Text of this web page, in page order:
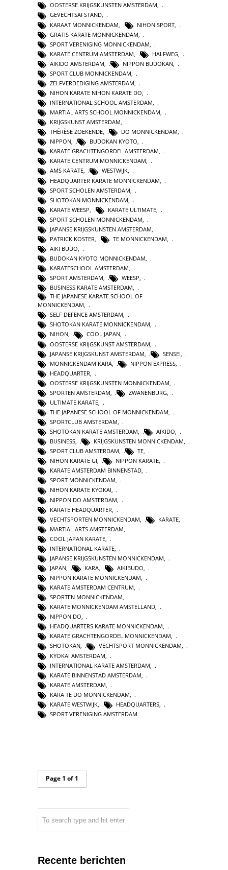
OOSTERSE KRIJGSKUNSTEN AMSTERDAM,
GEVECHTSAFSTAND,
KARAAT MONNICKENDAM
NIHON SPORT
GRATIS KARATE MONNICKENDAM
SPORT VERENIGING MONNICKENDAM
KARATE CENTRUM AMSTERDAM
HALFWEG
AIKIDO AMSTERDAM
NIPPON BUDOKAN
SPORT CLUB MONNICKENDAM
ZELFVERDEDIGING AMSTERDAM
NIHON KARATE NIHON KARATE DO
INTERNATIONAL SCHOOL AMSTERDAM,
MARTIAL ARTS SCHOOL MONNICKENDAM,
KRIJGSKUNST AMSTERDAM,
THÉRÈSE ZOEKENDE, DO MONNICKENDAM,
NIPPON, BUDOKAN KYOTO,
KARATE GRACHTENGORDEL AMSTERDAM,
KARATE CENTRUM MONNICKENDAM,
AMS KARATE, WESTWIJK,
HEADQUARTER KARATE MONNICKENDAM
SPORT SCHOLEN AMSTERDAM
SHOTOKAN MONNICKENDAM
KARATE WEESP
KARATE ULTIMATE
SPORT SCHOLEN MONNICKENDAM
JAPANSE KRIJGSKUNSTEN AMSTERDAM
PATRICK KOSTER
TE MONNICKENDAM
AIKI BUDO
BUDOKAN KYOTO MONNICKENDAM,
KARATESCHOOL AMSTERDAM,
SPORT AMSTERDAM, WEESP,
BUSINESS KARATE AMSTERDAM,
THE JAPANESE KARATE SCHOOL OF
MONNICKENDAM,
SELF DEFENCE AMSTERDAM,
SHOTOKAN KARATE MONNICKENDAM,
NIHON, COOL JAPAN,
OOSTERSE KRIJGSKUNST AMSTERDAM
JAPANSE KRIJGSKUNST AMSTERDAM
SENSEI
MONNICKENDAM KARA
NIPPON EXPRESS
HEADQUARTER
OOSTERSE KRIJGSKUNSTEN MONNICKENDAM
SPORTEN AMSTERDAM
ZWANENBURG
ULTIMATE KARATE
THE JAPANESE SCHOOL OF MONNICKENDAM
SPORTCLUB AMSTERDAM,
SHOTOKAN KARATE AMSTERDAM, AIKIDO,
BUSINESS, KRIJGSKUNSTEN MONNICKENDAM,
SPORT CLUB AMSTERDAM, TE,
NIHON KARATE GI, NIPPON KARATE,
KARATE AMSTERDAM BINNENSTAD,
SPORT MONNICKENDAM,
NIHON KARATE KYOKAI,
NIPPON DO AMSTERDAM
KARATE HEADQUARTER
VECHTSPORTEN MONNICKENDAM
KARATE
MARTIAL ARTS AMSTERDAM
COOL JAPAN KARATE
INTERNATIONAL KARATE
JAPANSE KRIJGSKUNSTEN MONNICKENDAM
JAPAN
KARA AIKIBUDO
NIPPON KARATE MONNICKENDAM,
KARATE AMSTERDAM CENTRUM,
SPORTEN MONNICKENDAM,
KARATE MONNICKENDAM AMSTELLAND,
NIPPON DO,
HEADQUARTERS KARATE MONNICKENDAM,
KARATE GRACHTENGORDEL MONNICKENDAM,
SHOTOKAN, VECHTSPORT MONNICKENDAM,
KYOKAI AMSTERDAM
INTERNATIONAL KARATE AMSTERDAM
KARATE BINNENSTAD AMSTERDAM
KARATE AMSTERDAM
KARA TE DO MONNICKENDAM
KARATE WESTWIJK
HEADQUARTERS
SPORT VERENIGING AMSTERDAM
Page 1 of 1
Recente berichten